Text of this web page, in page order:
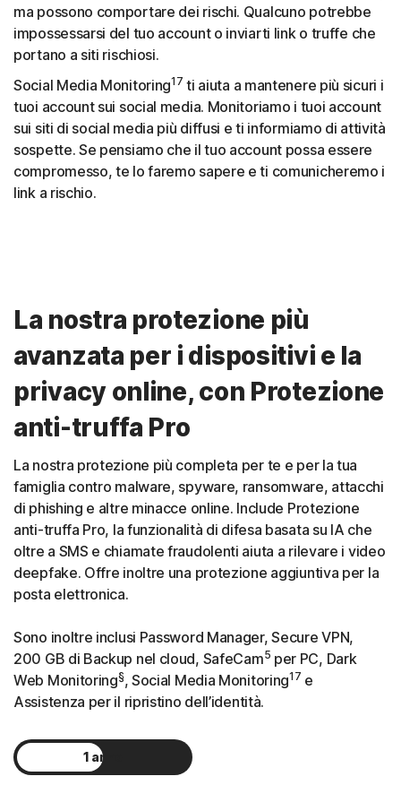
ma possono comportare dei rischi. Qualcuno potrebbe
impossessarsi del tuo account o inviarti link o truffe che
portano a siti rischiosi.
Social Media Monitoring17 ti aiuta a mantenere più sicuri i
tuoi account sui social media. Monitoriamo i tuoi account
sui siti di social media più diffusi e ti informiamo di attività
sospette. Se pensiamo che il tuo account possa essere
compromesso, te lo faremo sapere e ti comunicheremo i
link a rischio.
La nostra protezione più
avanzata per i dispositivi e la
privacy online, con Protezione
anti-truffa Pro
La nostra protezione più completa per te e per la tua
famiglia contro malware, spyware, ransomware, attacchi
di phishing e altre minacce online. Include Protezione
anti-truffa Pro, la funzionalità di difesa basata su IA che
oltre a SMS e chiamate fraudolenti aiuta a rilevare i video
deepfake. Offre inoltre una protezione aggiuntiva per la
posta elettronica.
Sono inoltre inclusi Password Manager, Secure VPN,
200 GB di Backup nel cloud, SafeCam5 per PC, Dark
Web Monitoring§, Social Media Monitoring17 e
Assistenza per il ripristino dell’identità.
1 anno